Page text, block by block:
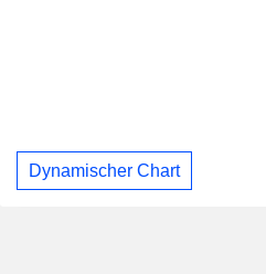
Dynamischer Chart